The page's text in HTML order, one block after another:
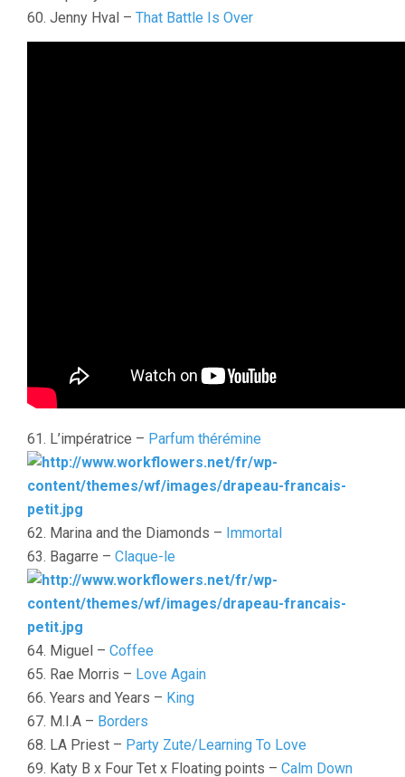
60. Jenny Hval – That Battle Is Over
61. L’impératrice – Parfum thérémine
62. Marina and the Diamonds – Immortal
63. Bagarre – Claque-le
64. Miguel – Coffee
65. Rae Morris – Love Again
66. Years and Years – King
67. M.I.A – Borders
68. LA Priest – Party Zute/Learning To Love
69. Katy B x Four Tet x Floating points – Calm Down